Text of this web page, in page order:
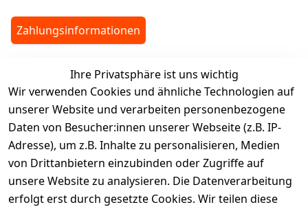
Zahlungsinformationen
legalDetails
Ihre Privatsphäre ist uns wichtig
Wir verwenden Cookies und ähnliche Technologien auf
unserer Website und verarbeiten personenbezogene
Daten von Besucher:innen unserer Webseite (z.B. IP-
Adresse), um z.B. Inhalte zu personalisieren, Medien
von Drittanbietern einzubinden oder Zugriffe auf
unsere Website zu analysieren. Die Datenverarbeitung
erfolgt erst durch gesetzte Cookies. Wir teilen diese
Rechtliches
AGB
Services
Kontakt